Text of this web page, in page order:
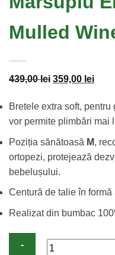
Mulled
439,00lei Prețul
a
fost:
439,00 lei.
359,00 leiPrețul
este:
Bretele extra soft,
vor permite plimbări mai
Poziția sănătoasă M,
ortopezi, protejează
bebelușului.
Centură de talie în formă
Realizat din bumbac